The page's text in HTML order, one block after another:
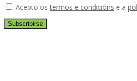
Acepto ostermos e condicións e a